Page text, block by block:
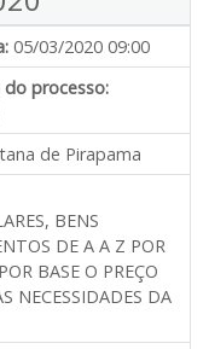
05/03/2020 09:00
do processo:
de Pirapama
BENS
DE A A Z POR
BASE O PREÇO
NECESSIDADES DA